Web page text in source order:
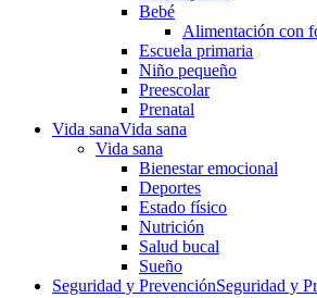
Bebé
Alimentación con
Escuela primaria
Niño pequeño
Preescolar
Prenatal
Vida sanaVida sana
Vida sana
Bienestar emocional
Deportes
Estado físico
Nutrición
Salud bucal
Sueño
Seguridad y PrevenciónSeguridad y